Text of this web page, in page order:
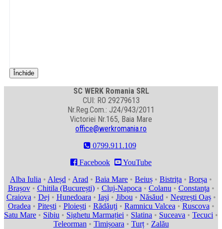
Închide
SC WERK Romania SRL
CUI: RO 29279613
Nr.Reg.Com.: J24/943/2011
Victoriei Nr.165, Baia Mare
office@werkromania.ro
0799.911.109
 Facebook  YouTube
Alba Iulia • Aleșd • Arad • Baia Mare • Beiuș • Bistrița • Borșa •
Brașov• Chitila (București)• Cluj-Napoca • Colanu • Constanța •
Craiova • Dej • Hunedoara • Iași • Jibou • Năsăud • Negrești Oaș•
Oradea • Pitești • Ploiești • Rădăuți • Ramnicu Valcea • Ruscova •
Satu Mare • Sibiu • Sighetu Marmației • Slatina • Suceava • Tecuci •
Teleorman • Timișoara • Turț• Zalău